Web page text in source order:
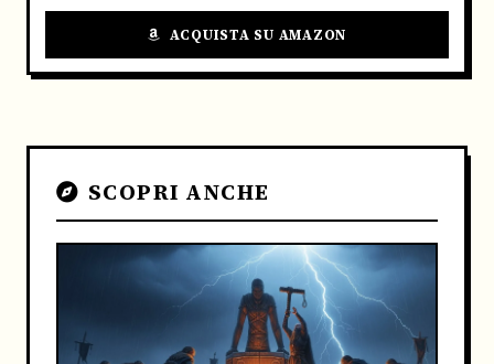
ACQUISTA SU AMAZON
SCOPRI ANCHE